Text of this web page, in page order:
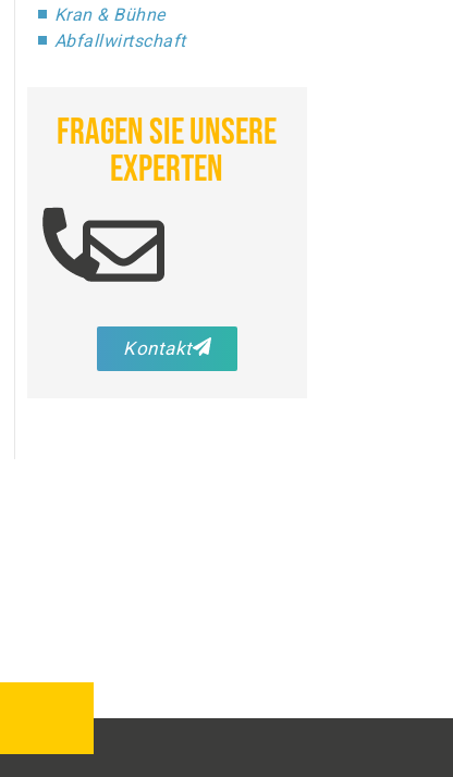
Kran & Bühne
Abfallwirtschaft
FRAGEN SIE UNSERE
EXPERTEN
Kontakt